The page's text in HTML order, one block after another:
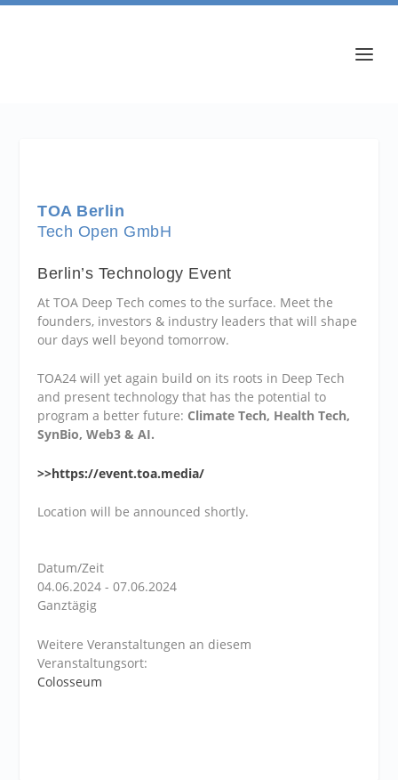
TOA Berlin
Tech Open GmbH
Berlin’s Technology Event
At TOA Deep Tech comes to the surface. Meet the
founders, investors & industry leaders that will shape
our days well beyond tomorrow.
TOA24 will yet again build on its roots in Deep Tech
and present technology that has the potential to
program a better future: Climate Tech, Health Tech,
SynBio, Web3 & AI.
>>https://event.toa.media/
Location will be announced shortly.
Datum/Zeit
04.06.2024 - 07.06.2024
Ganztägig
Weitere Veranstaltungen an diesem
Veranstaltungsort:
Colosseum